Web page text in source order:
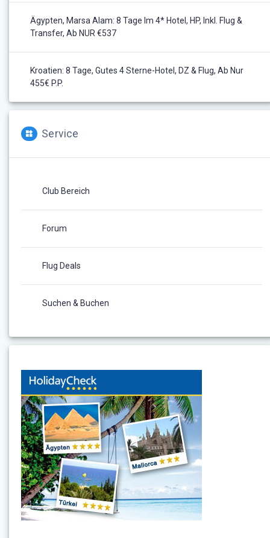
Ägypten, Marsa Alam: 8 Tage Im 4* Hotel, HP, Inkl. Flug &
Transfer, Ab NUR €537
Kroatien: 8 Tage, Gutes 4 Sterne-Hotel, DZ & Flug, Ab Nur
455€ P.P.
Service
Club Bereich
Forum
Flug Deals
Suchen & Buchen